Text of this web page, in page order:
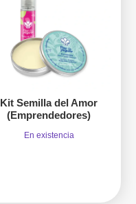
Kit Semilla del Amor
(Emprendedores)
En existencia